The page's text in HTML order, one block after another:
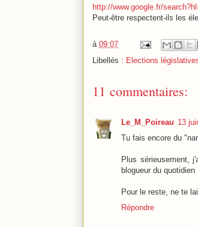
http://www.google.fr/
Peut-être respectent-ils les
à 09:07
Libellés : Elections
11 commentaires:
Le_M_Poireau 13
Tu fais encore du
Plus sérieusement,
blogueur du
Pour le reste, ne te
Répondre